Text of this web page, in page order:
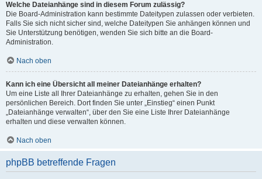
Welche Dateianhänge sind in diesem Forum zulässig?
Die Board-Administration kann bestimmte Dateitypen zulassen oder verbieten.
Falls Sie sich nicht sicher sind, welche Dateitypen Sie anhängen können und
Sie Unterstützung benötigen, wenden Sie sich bitte an die Board-
Administration.
Nach oben
Kann ich eine Übersicht all meiner Dateianhänge erhalten?
Um eine Liste all Ihrer Dateianhänge zu erhalten, gehen Sie in den
persönlichen Bereich. Dort finden Sie unter „Einstieg“ einen Punkt
„Dateianhänge verwalten“, über den Sie eine Liste Ihrer Dateianhänge
erhalten und diese verwalten können.
Nach oben
phpBB betreffende Fragen